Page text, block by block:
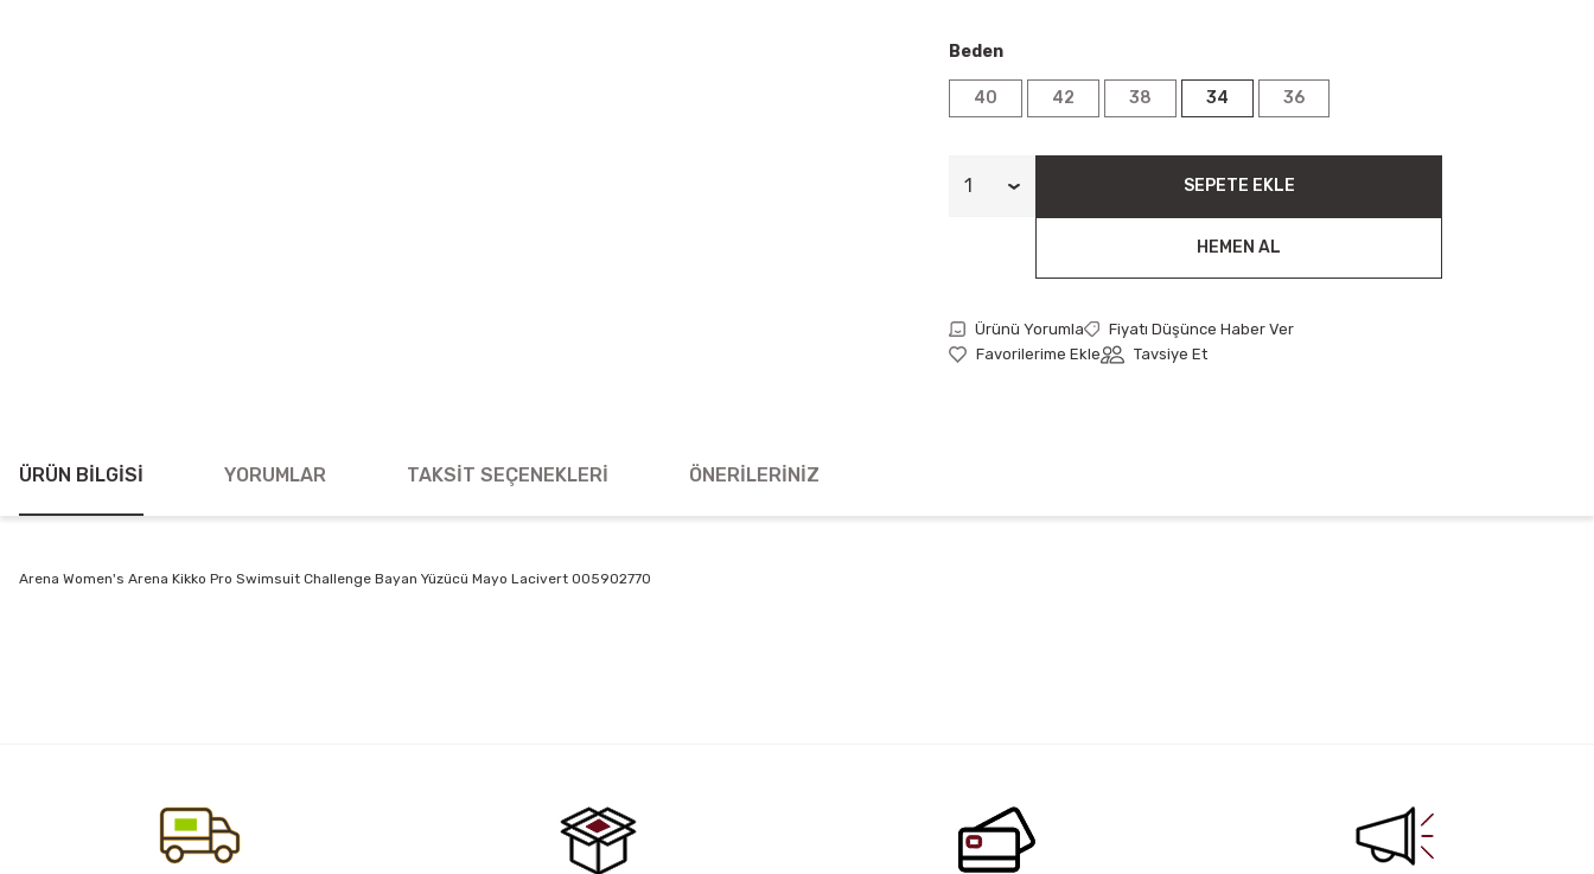
Beden
40 42 38 34 36
SEPETE EKLE
HEMEN AL
Ürünü Yorumla
Fiyatı Düşünce Haber Ver
Tavsiye Et
ÜRÜN BILGISI YORUMLAR TAKSIT SEÇENEKLERI ÖNERILERINIZ
Arena Women's Arena Kikko Pro Swimsuit Challenge Bayan Yüzücü Mayo Lacivert 005902770
Ürün bilgilerinde hatalar bulunuyor.
Ürün fiyatı diğer sitelerden daha pahalı.